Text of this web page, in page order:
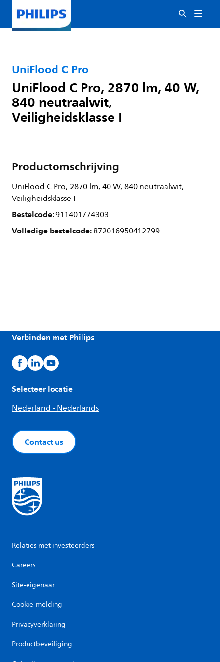
UniFlood C Pro
UniFlood C Pro, 2870 lm, 40 W,
840 neutraalwit,
Veiligheidsklasse I
Productomschrijving
UniFlood C Pro, 2870 lm, 40 W, 840 neutraalwit,
Veiligheidsklasse I
Bestelcode:911401774303
Volledige bestelcode:872016950412799
Verbinden met Philips
Selecteer locatie
Nederland - Nederlands
Contact us
Relaties met investeerders
Careers
Site-eigenaar
Cookie-melding
Privacyverklaring
Productbeveiliging